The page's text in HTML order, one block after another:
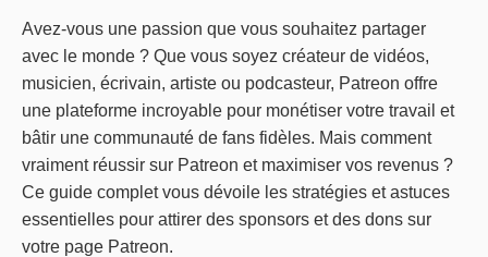
Avez-vous une passion que vous souhaitez partager
avec le monde ? Que vous soyez créateur de vidéos,
musicien, écrivain, artiste ou podcasteur, Patreon offre
une plateforme incroyable pour monétiser votre travail et
bâtir une communauté de fans fidèles. Mais comment
vraiment réussir sur Patreon et maximiser vos revenus ?
Ce guide complet vous dévoile les stratégies et astuces
essentielles pour attirer des sponsors et des dons sur
votre page Patreon.